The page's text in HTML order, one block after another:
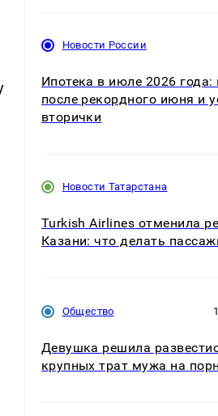
Новости России
Ипотека в июле 2026 года:
после рекордного июня и
вторички
Новости Татарстана
Turkish Airlines отменила
Казани: что делать
Общество
Девушка решила
крупных трат мужа на